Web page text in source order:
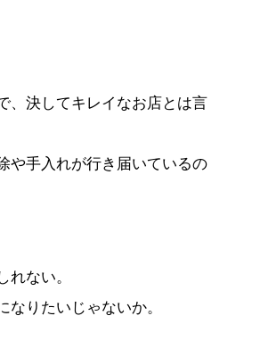
、決してキレイなお店とは言
や手入れが行き届いているの
ない。
りたいじゃないか。